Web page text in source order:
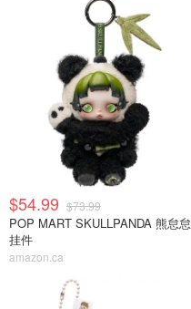
$54.99 $73.99
POP MART SKULLPANDA 熊怠怠
挂件
amazon.ca